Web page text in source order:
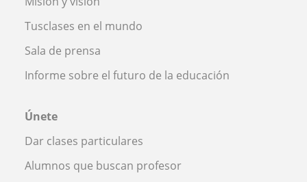
Tusclases en el mundo
Sala de prensa
Informe sobre el futuro de la educación
Únete
Dar clases particulares
Alumnos que buscan profesor